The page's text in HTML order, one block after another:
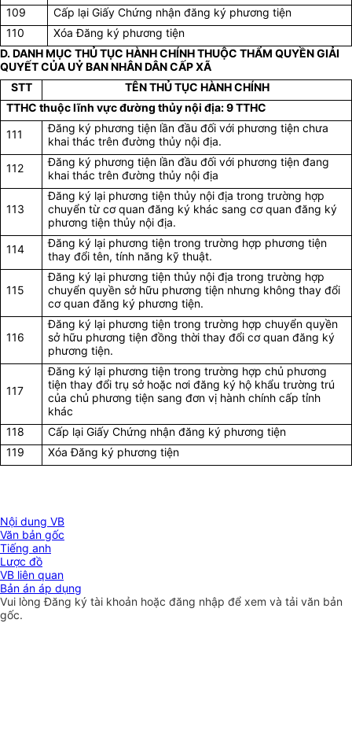
109
Cấp lại Giấy Chứng nhận đăng ký phương tiện
110
Xóa Đăng ký phương tiện
D. DANH MỤC THỦ TỤC HÀNH CHÍNH THUỘC THẨM QUYỀN GIẢI
QUYẾT CỦA UỶ BAN NHÂN DÂN CẤP XÃ
STT
TÊN THỦ TỤC HÀNH CHÍNH
TTHC thuộc lĩnh vực đường thủy nội địa: 9 TTHC
111
Đăng ký phương tiện lần đầu đối với phương tiện chưa
khai thác trên đường thủy nội địa.
112
Đăng ký phương tiện lần đầu đối với phương tiện đang
khai thác trên đường thủy nội địa
113
Đăng ký lại phương tiện thủy nội địa trong trường hợp
chuyển từ cơ quan đăng ký khác sang cơ quan đăng ký
phương tiện thủy nội địa.
114
Đăng ký lại phương tiện trong trường hợp phương tiện
thay đổi tên, tính năng kỹ thuật.
115
Đăng ký lại phương tiện thủy nội địa trong trường hợp
chuyển quyền sở hữu phương tiện nhưng không thay đổi
cơ quan đăng ký phương tiện.
116
Đăng ký lại phương tiện trong trường hợp chuyển quyền
sở hữu phương tiện đồng thời thay đổi cơ quan đăng ký
phương tiện.
117
Đăng ký lại phương tiện trong trường hợp chủ phương
tiện thay đổi trụ sở hoặc nơi đăng ký hộ khẩu trường trú
của chủ phương tiện sang đơn vị hành chính cấp tỉnh
khác
118
Cấp lại Giấy Chứng nhận đăng ký phương tiện
119
Xóa Đăng ký phương tiện
Nội dung VB
Văn bản gốc
Tiếng anh
Lược đồ
VB liên quan
Bản án áp dụng
Vui lòngĐăng ký tài khoản hoặc đăng nhập để xem và tải văn bản
gốc.